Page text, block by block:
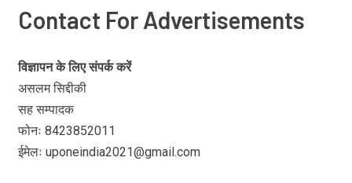
Contact For Advertisements
विज्ञापन के लिए संपर्क करें
असलम सिद्दीकी
सह सम्पादक
फोनः 8423852011
ईमेलः uponeindia2021@gmail.com